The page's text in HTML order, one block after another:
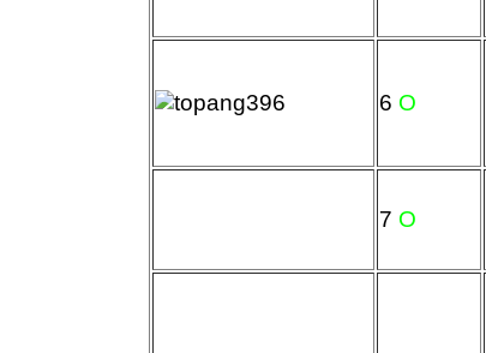
6 O
7 O